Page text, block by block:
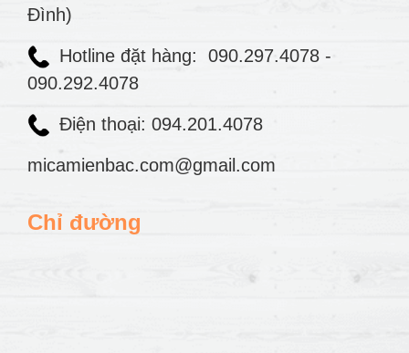
Đình)
Hotline đặt hàng: 090.297.4078 -
090.292.4078
Điện thoại: 094.201.4078
micamienbac.com@gmail.com
Chỉ đường